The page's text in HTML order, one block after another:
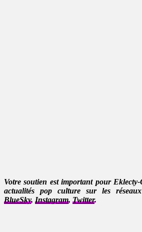
Votre soutien est important pour Eklecty-
actualités pop culture sur les
BlueSky, Instagram, Twitter.